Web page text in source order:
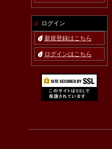
ログイン
新規登録はこちら
ログインはこちら